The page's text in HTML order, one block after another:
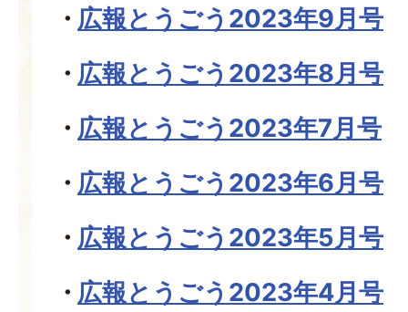
広報とうごう2023年9月号
広報とうごう2023年8月号
広報とうごう2023年7月号
広報とうごう2023年6月号
広報とうごう2023年5月号
広報とうごう2023年4月号